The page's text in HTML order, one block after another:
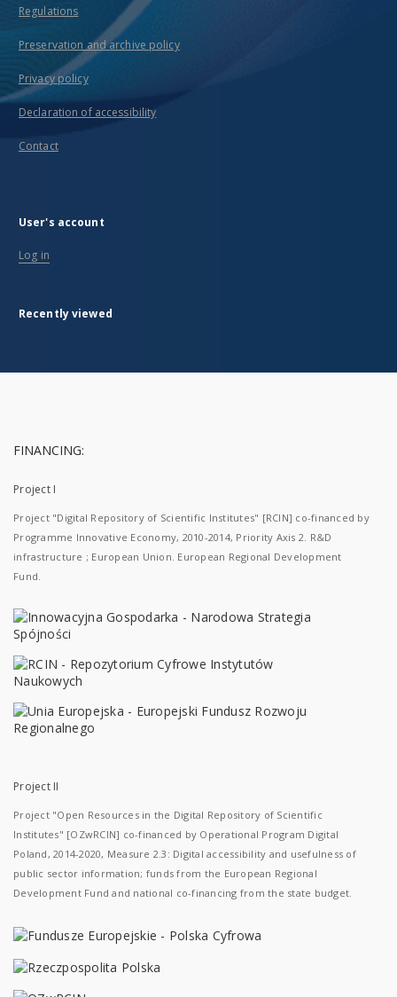
Regulations
Preservation and archive policy
Privacy policy
Declaration of accessibility
Contact
User's account
Log in
Recently viewed
FINANCING:
Project I
Project "Digital Repository of Scientific Institutes" [RCIN] co-financed by
Programme Innovative Economy, 2010-2014, Priority Axis 2. R&D
infrastructure ; European Union. European Regional Development
Fund.
Project II
Project "Open Resources in the Digital Repository of Scientific
Institutes" [OZwRCIN] co-financed by Operational Program Digital
Poland, 2014-2020, Measure 2.3: Digital accessibility and usefulness of
public sector information; funds from the European Regional
Development Fund and national co-financing from the state budget.